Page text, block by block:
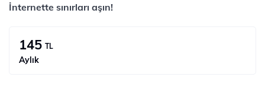
İnternette sınırları aşın!
145 TL
Aylık